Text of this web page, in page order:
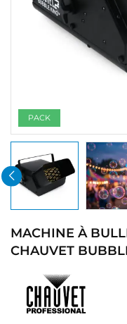
PACK
MACHINE À
CHAUVET